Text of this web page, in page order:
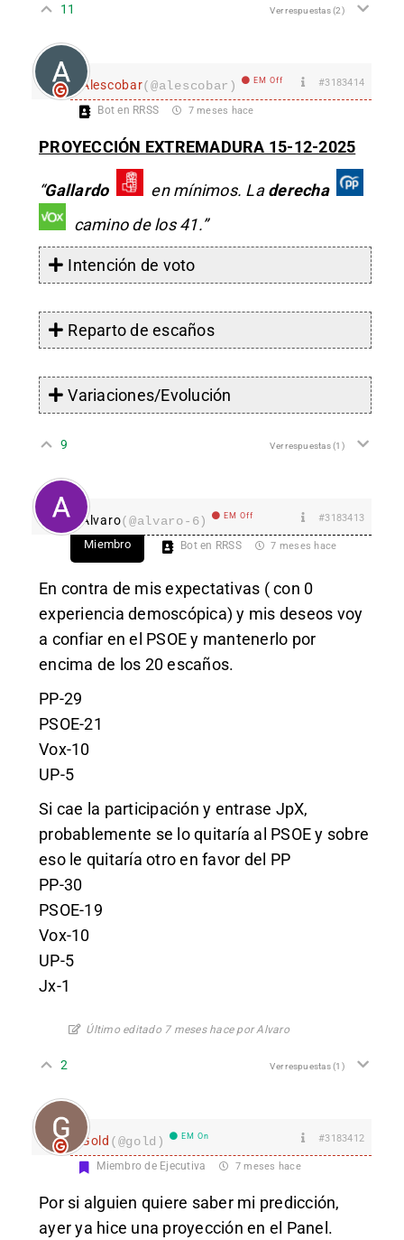
11 Ver respuestas(2)
Alescobar(@alescobar) EM Off #3183414
Bot en RRSS 7 meses hace
PROYECCIÓN EXTREMADURA 15-12-2025
“Gallardo en mínimos. Laderecha
camino de los 41.”
Intención de voto
Reparto de escaños
Variaciones/Evolución
9 Ver respuestas(1)
Alvaro(@alvaro-6) EM Off #3183413
Miembro Bot en RRSS 7 meses hace
En contra de mis expectativas ( con 0
experiencia demoscópica) y mis deseos voy
a confiar en el PSOE y mantenerlo por
encima de los 20 escaños.
PP-29
PSOE-21
Vox-10
UP-5
Si cae la participación y entrase JpX,
probablemente se lo quitaría al PSOE y sobre
eso le quitaría otro en favor del PP
PP-30
PSOE-19
Vox-10
UP-5
Jx-1
Último editado 7 meses hace por Alvaro
2 Ver respuestas(1)
Gold (@gold) EM On #3183412
Miembro de Ejecutiva 7 meses hace
Por si alguien quiere saber mi predicción,
ayer ya hice una proyección en el Panel.